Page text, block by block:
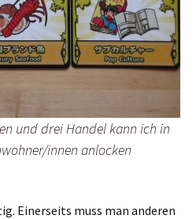
und drei Handel kann ich in
innen anlocken
Einerseits muss man anderen